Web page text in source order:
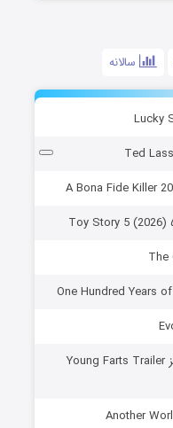
سالانه
دانلود مستند قطعات تریلر یانگ فارتز Young Farts Trailer